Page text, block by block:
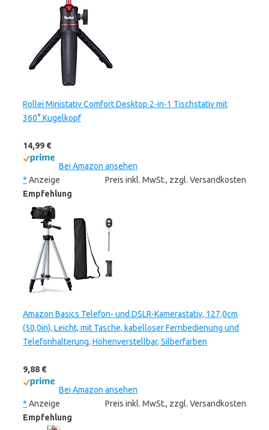
Rollei Ministativ Comfort Desktop 2-in-1 Tischstativ mit
360° Kugelkopf
14,99 €
Bei Amazon ansehen
* Anzeige
Preis inkl. MwSt., zzgl. Versandkosten
Empfehlung
Amazon Basics Telefon- und DSLR-Kamerastativ, 127,0cm
(50,0in), Leicht, mit Tasche, kabelloser Fernbedienung und
Telefonhalterung, Höhenverstellbar, Silberfarben
9,88 €
Bei Amazon ansehen
* Anzeige
Preis inkl. MwSt., zzgl. Versandkosten
Empfehlung